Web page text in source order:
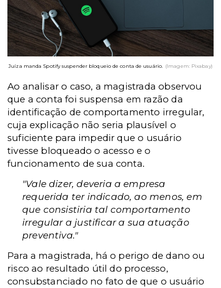
Juíza manda Spotify suspender bloqueio de conta de usuário. (Imagem: Pixabay)
Ao analisar o caso, a magistrada observou
que a conta foi suspensa em razão da
identificação de comportamento irregular,
cuja explicação não seria plausível o
suficiente para impedir que o usuário
tivesse bloqueado o acesso e o
funcionamento de sua conta.
"Vale dizer, deveria a empresa
requerida ter indicado, ao menos, em
que consistiria tal comportamento
irregular a justificar a sua atuação
preventiva."
Para a magistrada, há o perigo de dano ou
risco ao resultado útil do processo,
consubstanciado no fato de que o usuário